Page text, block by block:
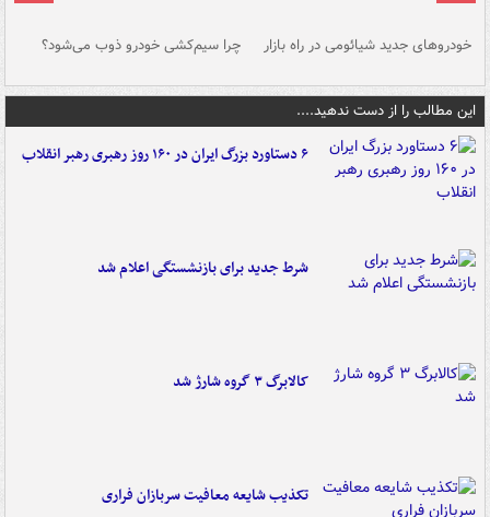
خودروهای جدید شیائومی در راه بازار چرا سیم‌کشی خودرو ذوب می‌شود؟
این مطالب را از دست ندهید....
۶ دستاورد بزرگ ایران در ۱۶۰ روز رهبری رهبر انقلاب
شرط جدید برای بازنشستگی اعلام شد
کالابرگ ۳ گروه شارژ شد
تکذیب شایعه معافیت سربازان فراری